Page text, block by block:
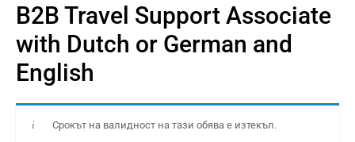
B2B Travel Support Associate
with Dutch or German and
English
Срокът на валидност на тази обява е изтекъл.